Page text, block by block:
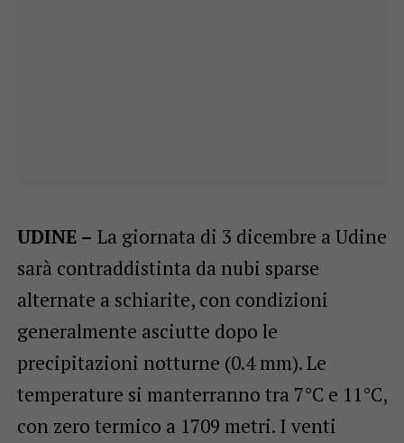
UDINE – La giornata di 3 dicembre a Udine
sarà contraddistinta da nubi sparse
alternate a schiarite, con condizioni
generalmente asciutte dopo le
precipitazioni notturne (0.4 mm). Le
temperature si manterranno tra 7°C e 11°C,
con zero termico a 1709 metri. I venti